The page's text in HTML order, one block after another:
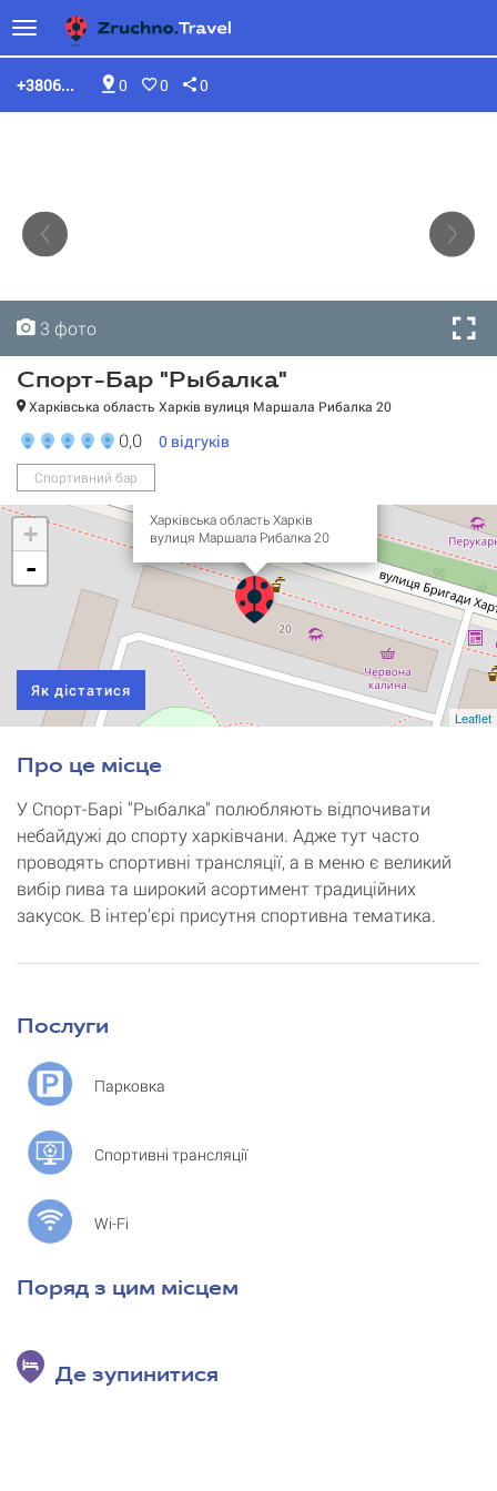
0 0 0
+3806...
3 фото
3 фото
3 фото
Спорт-Бар "Рыбалка"
Харківська область Харків вулиця Маршала Рибалка 20
0,0 0 відгуків
Спортивний бар
Спорт-Бар "Рыбалка"
Харківська область Харків
вулиця Маршала Рибалка 20
+
-
Leaflet
Як дістатися
Про це місце
У Спорт-Барі "Рыбалка" полюбляють відпочивати
небайдужі до спорту харківчани. Адже тут часто
проводять спортивні трансляції, а в меню є великий
вибір пива та широкий асортимент традиційних
закусок. В інтер’єрі присутня спортивна тематика.
Послуги
Парковка
Спортивні трансляції
Wi-Fi
Поряд з цим місцем
Де зупинитися